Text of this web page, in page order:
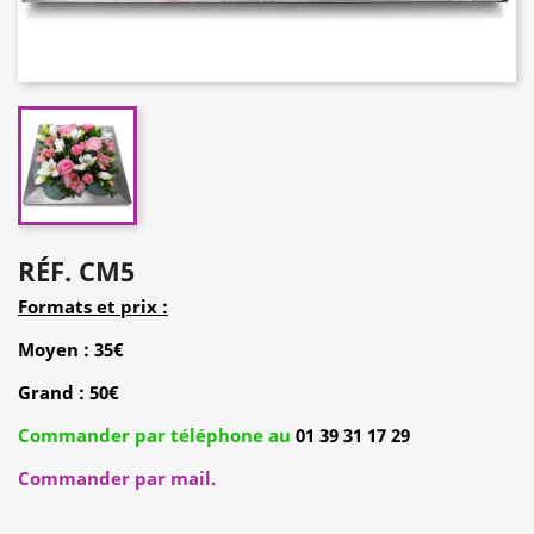
RÉF. CM5
Formats et prix :
Moyen : 35€
Grand : 50€
Commander par téléphone au 01 39 31 17 29
Commander par mail.